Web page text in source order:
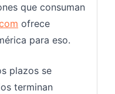
que consuman
ofrece
para eso.
plazos se
terminan